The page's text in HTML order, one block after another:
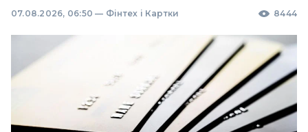
07.08.2026, 06:50 — Фінтех і Картки 8444